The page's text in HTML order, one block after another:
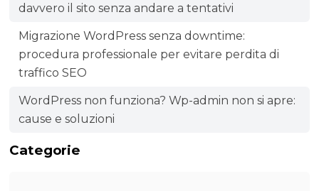
davvero il sito senza andare a tentativi
Migrazione WordPress senza downtime:
procedura professionale per evitare perdita di
traffico SEO
WordPress non funziona? Wp-admin non si apre:
cause e soluzioni
Categorie